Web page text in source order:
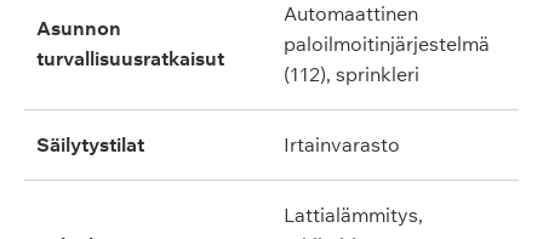
asunnon
turvallisuusratkaisut
automaattinen
paloilmoitinjärjestelmä
(112), sprinkleri
säilytystilat irtainvarasto
lattialämmitys,